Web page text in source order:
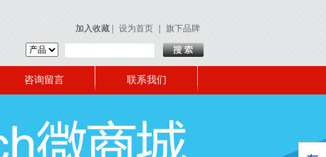
加入收藏 设为首页 旗下品牌
咨询留言 联系我们